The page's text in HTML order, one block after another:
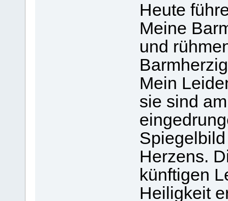
Heute
Meine
und
Mein
sie sind
Herzens.
künftigen
Heiligkeit